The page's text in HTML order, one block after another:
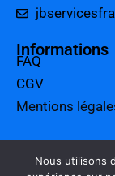
Informations
FAQ
CGV
Mentions
Tarifs
Nous utilisons